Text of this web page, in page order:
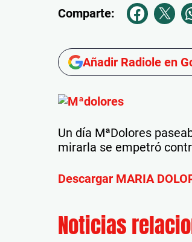
Comparte:
Añadir Radiole en
Un día MªDolores
mirarla se empetró
Descargar MARIA
Noticias